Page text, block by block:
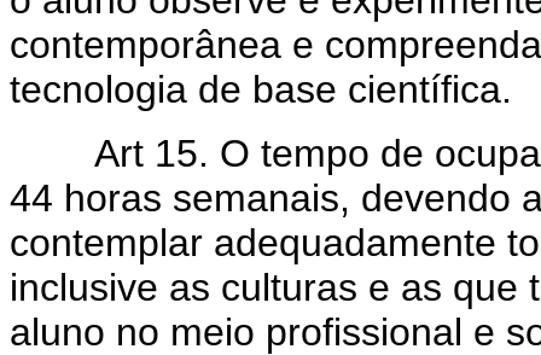
contemporânea e
tecnologia de base científica.
Art 15. O tempo de
44 horas semanais, devendo
contemplar adequadamente
inclusive as culturas e as que
aluno no meio profissional e